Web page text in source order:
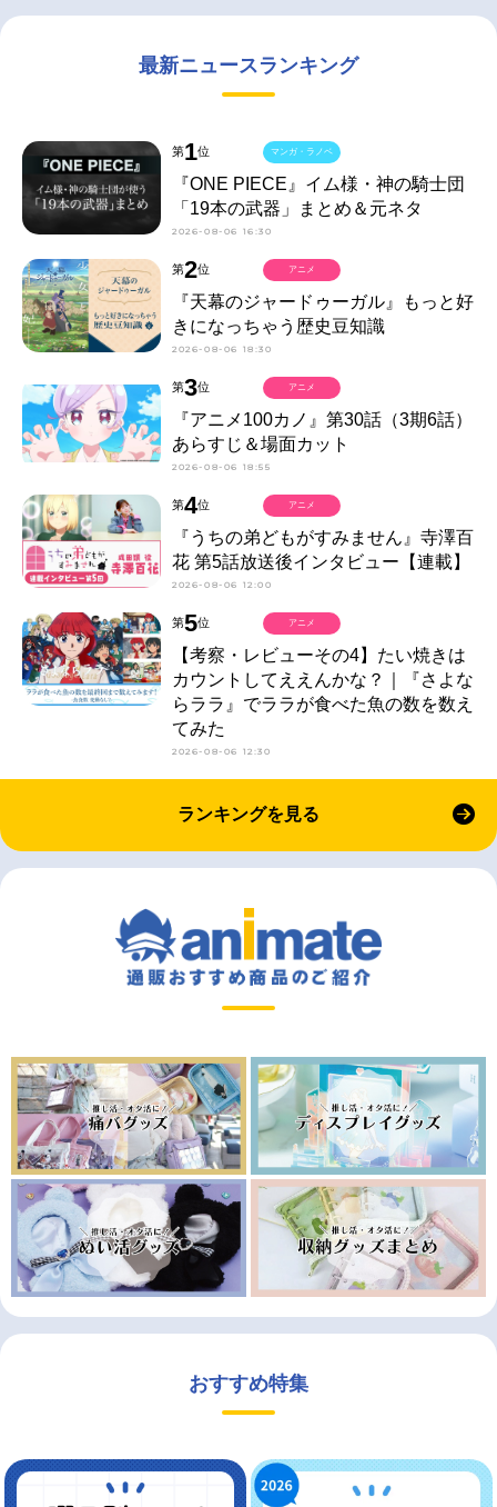
最新ニュースランキング
第1位
『ONE PIECE』イム様・神の騎士団
「19本の武器」まとめ＆元ネタ
2026-08-06 16:30
マンガ・ラノベ
第2位
『天幕のジャードゥーガル』もっと好
きになっちゃう歴史豆知識
2026-08-06 18:30
アニメ
第3位
『アニメ100カノ』第30話（3期6話）
あらすじ＆場面カット
2026-08-06 18:55
アニメ
第4位
『うちの弟どもがすみません』寺澤百
花 第5話放送後インタビュー【連載】
2026-08-06 12:00
アニメ
第5位
【考察・レビューその4】たい焼きは
カウントしてええんかな？｜『さよな
らララ』でララが食べた魚の数を数え
てみた
2026-08-06 12:30
アニメ
ランキングを見る
おすすめ特集